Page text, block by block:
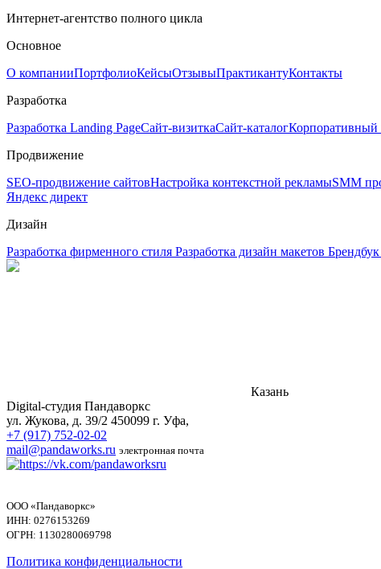
Интернет-агентство полного цикла
Основное
О компанииПортфолиоКейсыОтзывыПрактикантуКонтакты
Разработка
Разработка Landing PageСайт-визиткаСайт-каталогКорпоративный
Продвижение
SEO-продвижение сайтовНастройка контекстной рекламыSMM
Яндекс директ
Дизайн
Разработка фирменного стиля Разработка дизайн макетов Брендбук
Казань
Digital-студия Пандаворкс
ул. Жукова, д. 39/2 450099 г. Уфа,
+7 (917) 752-02-02
mail@pandaworks.ru электронная почта
ООО «Пандаворкс»
ИНН: 0276153269
ОГРН: 1130280069798
Политика конфиденциальности